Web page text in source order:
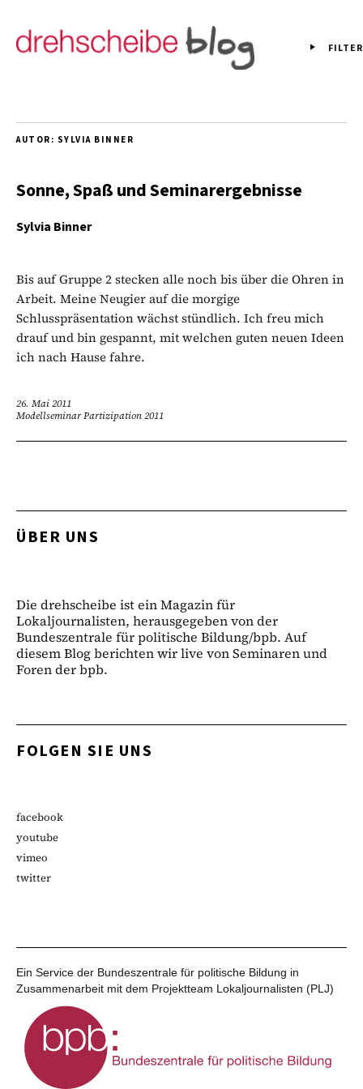
FILTER
AUTOR: SYLVIA BINNER
Sonne, Spaß und Seminarergebnisse
Sylvia Binner
Bis auf Gruppe 2 stecken alle noch bis über die Ohren in
Arbeit. Meine Neugier auf die morgige
Schlusspräsentation wächst stündlich. Ich freu mich
drauf und bin gespannt, mit welchen guten neuen Ideen
ich nach Hause fahre.
26. Mai 2011
Modellseminar Partizipation 2011
ÜBER UNS
Die drehscheibe ist ein Magazin für
Lokaljournalisten, herausgegeben von der
Bundeszentrale für politische Bildung/bpb. Auf
diesem Blog berichten wir live von Seminaren und
Foren der bpb.
FOLGEN SIE UNS
facebook
youtube
vimeo
twitter
Ein Service der Bundeszentrale für politische Bildung in
Zusammenarbeit mit dem Projektteam Lokaljournalisten (PLJ)